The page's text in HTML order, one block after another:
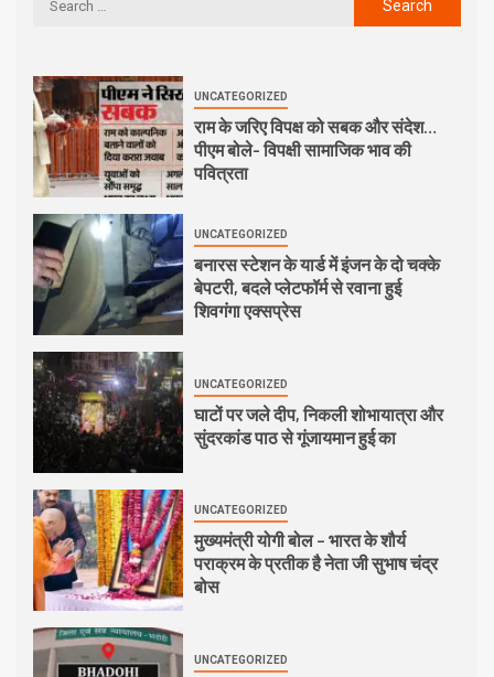
UNCATEGORIZED
राम के जरिए विपक्ष को सबक और संदेश…
पीएम बोले- विपक्षी सामाजिक भाव की
पवित्रता
UNCATEGORIZED
बनारस स्टेशन के यार्ड में इंजन के दो चक्के
बेपटरी, बदले प्लेटफॉर्म से रवाना हुई
शिवगंगा एक्सप्रेस
UNCATEGORIZED
घाटों पर जले दीप, निकली शोभायात्रा और
सुंदरकांड पाठ से गूंजायमान हुई का
UNCATEGORIZED
मुख्यमंत्री योगी बोल – भारत के शौर्य
पराक्रम के प्रतीक है नेता जी सुभाष चंद्र
बोस
UNCATEGORIZED